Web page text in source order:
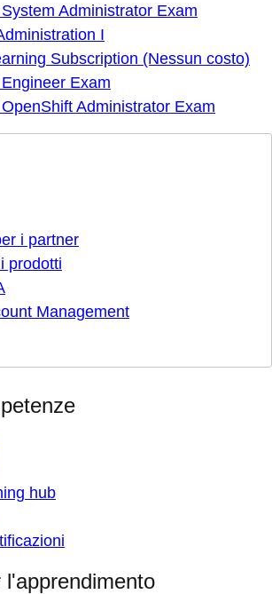
Administrator Exam
I
Subscription (Nessun costo)
Exam
Administrator Exam
i partner
prodotti
Management
hub